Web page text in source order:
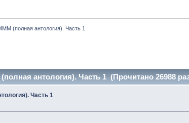
(полная антология). Часть 1
антология). Часть 1 (Прочитано 26988
Часть 1